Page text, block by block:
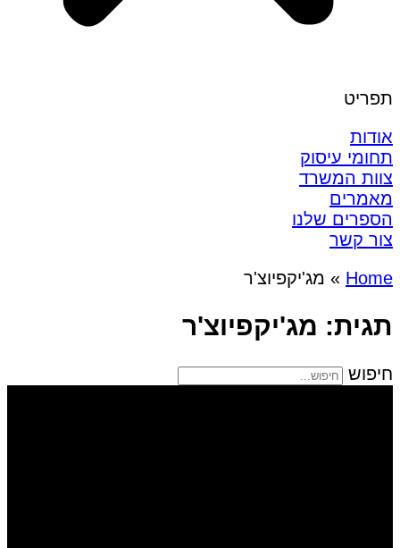
תפריט
אודות
תחומי עיסוק
צוות המשרד
מאמרים
הספרים שלנו
צור קשר
Home
» מג'יקפיוצ'ר
תגית: מג'יקפיוצ'ר
חיפוש